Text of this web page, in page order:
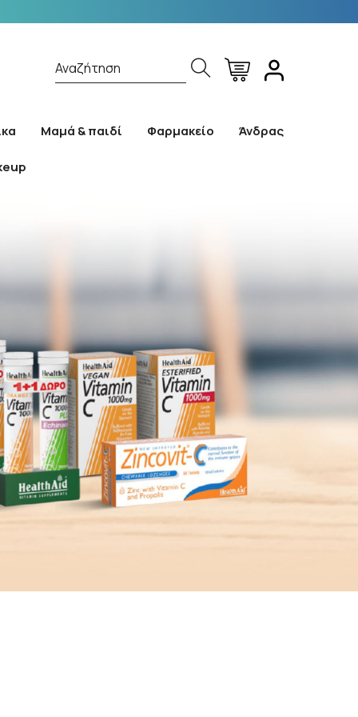
Αναζήτηση
Μαμά & παιδί Φαρμακείο Άνδρας